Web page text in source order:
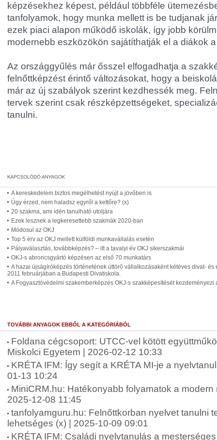
képzésekhez képest, például többféle
tanfolyamok, hogy munka mellett is be tudjanak
ezek piaci alapon működő iskolák, így jobb
modernebb eszközökön sajátíthatják el a diákok
Az országgyűlés már ősszel elfogadhatja a
felnőttképzést érintő változásokat, hogy a
már az új szabályok szerint kezdhessék meg.
tervek szerint csak részképzettségeket,
tanulni.
A kereskedelem biztos megélhetést nyújt a jövőben is
Úgy érzed, nem haladsz egyről a kettőre? (x)
20 szakma, ami idén tanulható utoljára
Ezek lesznek a legkeresettebb szakmák 2020-ban
Módosul az OKJ
Top 5 érv az OKJ mellett külföldi munkavállalás esetén
Pályaválasztás, továbbképzés? – itt a tavalyi év OKJ sikerszakmái
OKJ-s abroncsgyártó képzésen az első 70 munkatárs
A hazai újságíróképzés történetének úttörő vállalkozásaként kétéves divat-
2011 februárjában a Budapesti Divatiskola.
A Fogyasztóvédelmi szakemberképzés OKJ-s szakképesítését kezdeményezi
TOVÁBBI ANYAGOK EBBŐL A KATEGÓRIÁBÓL
Foldana cégcsoport: UTCC-vel kötött
Miskolci Egyetem | 2026-02-12 10:33
KRÉTA IFM: Így segít a KRÉTA MI-je a
01-13 10:24
MiniCRM.hu: Hatékonyabb folyamatok a
2025-12-08 11:45
tanfolyamguru.hu: Felnőttkorban nyelvet tanulni
lehetséges (x) | 2025-10-09 09:01
KRÉTA IFM: Családi nyelvtanulás a